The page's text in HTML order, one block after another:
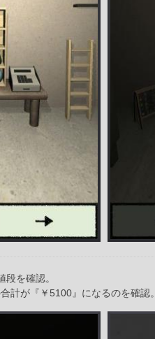
を確認。
計が『￥5100』になるのを確認。